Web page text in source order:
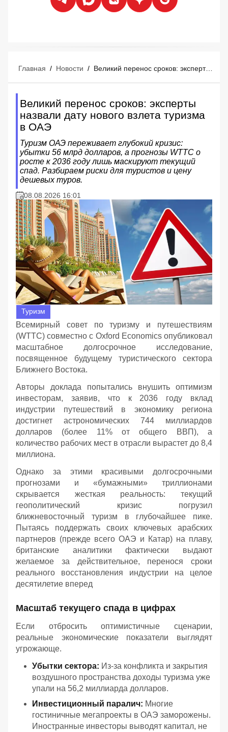
Главная / Новости / Великий перенос сроков: эксперты назвали дату нового взлета туризма в ОАЭ
Великий перенос сроков: эксперты
назвали дату нового взлета туризма
в ОАЭ
Туризм ОАЭ переживает глубокий кризис:
убытки 56 млрд долларов, а прогнозы WTTC о
росте к 2036 году лишь маскируют текущий
спад. Разбираем риски для туристов и цену
дешевых туров.
08.08.2026 16:01
Туризм
Всемирный совет по туризму и путешествиям
(WTTC) совместно с Oxford Economics опубликовал
масштабное долгосрочное исследование,
посвященное будущему туристического сектора
Ближнего Востока.
Авторы доклада попытались внушить оптимизм
инвесторам, заявив, что к 2036 году вклад
индустрии путешествий в экономику региона
достигнет астрономических 744 миллиардов
долларов (более 11% от общего ВВП), а
количество рабочих мест в отрасли вырастет до 8,4
миллиона.
Однако за этими красивыми долгосрочными
прогнозами и «бумажными» триллионами
скрывается жесткая реальность: текущий
геополитический кризис погрузил
ближневосточный туризм в глубочайшее пике.
Пытаясь поддержать своих ключевых арабских
партнеров (прежде всего ОАЭ и Катар) на плаву,
британские аналитики фактически выдают
желаемое за действительное, перенося сроки
реального восстановления индустрии на целое
десятилетие вперед
Масштаб текущего спада в цифрах
Если отбросить оптимистичные сценарии,
реальные экономические показатели выглядят
угрожающе.
Убытки сектора: Из-за конфликта и закрытия
воздушного пространства доходы туризма уже
упали на 56,2 миллиарда долларов.
Инвестиционный паралич: Многие
гостиничные мегапроекты в ОАЭ заморожены.
Иностранные инвесторы выводят капитал, не